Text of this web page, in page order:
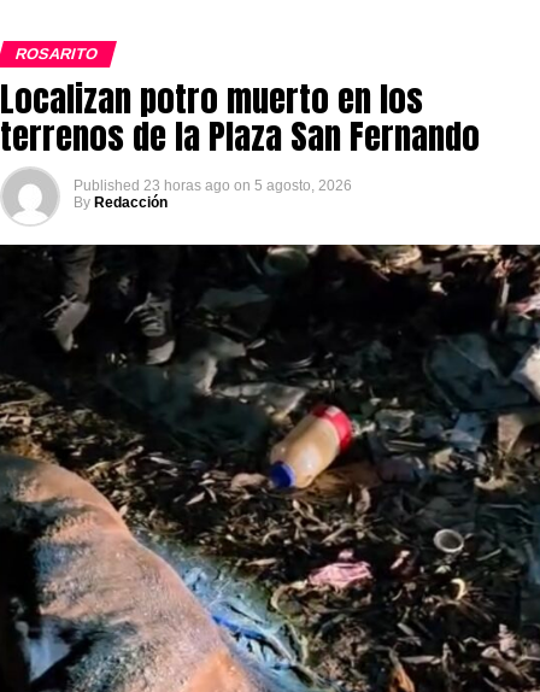
ROSARITO
Localizan potro muerto en los
terrenos de la Plaza San Fernando
Published 23 horas ago on 5 agosto, 2026
By Redacción